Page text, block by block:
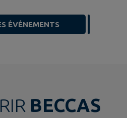
ÉVÉNEMENTS
BECCAS